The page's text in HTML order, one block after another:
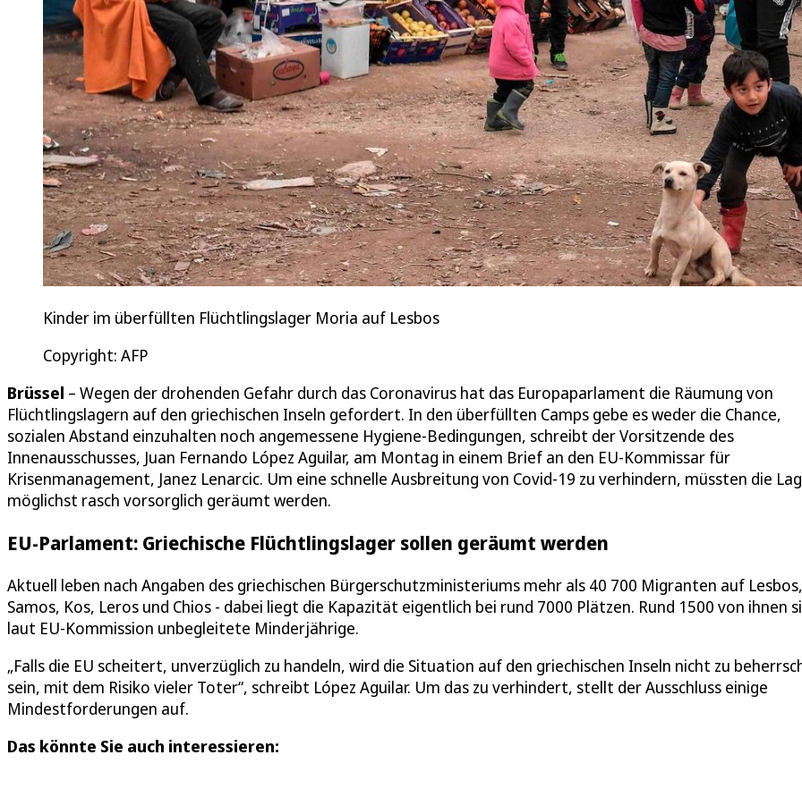
Kinder im überfüllten Flüchtlingslager Moria auf Lesbos
Copyright: AFP
Brüssel – Wegen der drohenden Gefahr durch das Coronavirus hat das Europaparlament die Räumung von
Flüchtlingslagern auf den griechischen Inseln gefordert. In den überfüllten Camps gebe es weder die Chance,
sozialen Abstand einzuhalten noch angemessene Hygiene-Bedingungen, schreibt der Vorsitzende des
Innenausschusses, Juan Fernando López Aguilar, am Montag in einem Brief an den EU-Kommissar für
Krisenmanagement, Janez Lenarcic. Um eine schnelle Ausbreitung von Covid-19 zu verhindern, müssten die
möglichst rasch vorsorglich geräumt werden.
EU-Parlament: Griechische Flüchtlingslager sollen geräumt werden
Aktuell leben nach Angaben des griechischen Bürgerschutzministeriums mehr als 40 700 Migranten auf Lesbos,
Samos, Kos, Leros und Chios - dabei liegt die Kapazität eigentlich bei rund 7000 Plätzen. Rund 1500 von ihnen
laut EU-Kommission unbegleitete Minderjährige.
„Falls die EU scheitert, unverzüglich zu handeln, wird die Situation auf den griechischen Inseln nicht zu
sein, mit dem Risiko vieler Toter“, schreibt López Aguilar. Um das zu verhindert, stellt der Ausschluss einige
Mindestforderungen auf.
Das könnte Sie auch interessieren: